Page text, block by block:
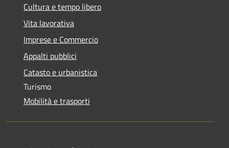
Cultura e tempo libero
Vita lavorativa
Imprese e Commercio
Appalti pubblici
Catasto e urbanistica
Turismo
Mobilità e trasporti